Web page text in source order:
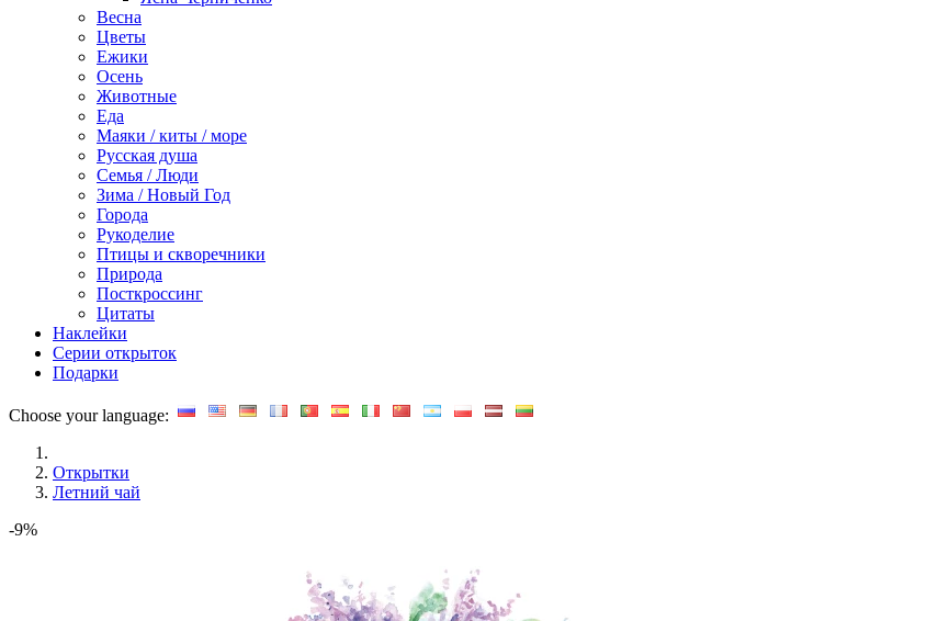
Весна
Цветы
Ежики
Осень
Животные
Еда
Маяки / киты / море
Русская душа
Семья / Люди
Зима / Новый Год
Города
Рукоделие
Птицы и скворечники
Природа
Посткроссинг
Цитаты
Наклейки
Серии открыток
Подарки
Choose your language:
Открытки
Летний чай
-9%